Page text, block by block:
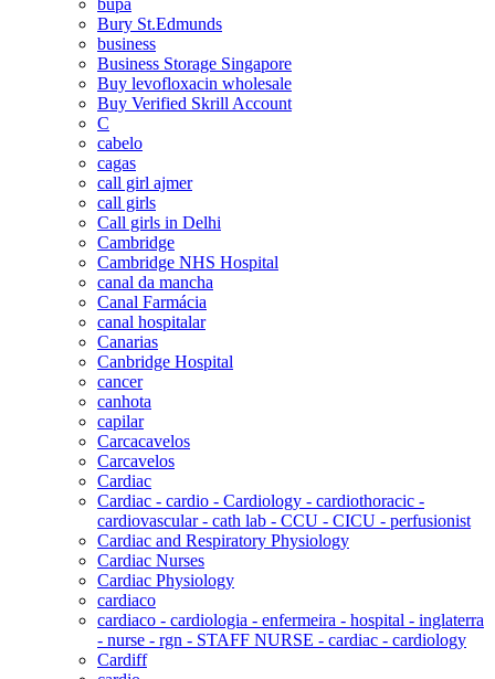
Bury St.Edmunds
business
Business Storage Singapore
Buy levofloxacin wholesale
Buy Verified Skrill Account
C
cabelo
cagas
call girl ajmer
call girls
Call girls in Delhi
Cambridge
Cambridge NHS Hospital
canal da mancha
Canal Farmácia
canal hospitalar
Canarias
Canbridge Hospital
cancer
canhota
capilar
Carcacavelos
Carcavelos
Cardiac
Cardiac - cardio - Cardiology - cardiothoracic -
cardiovascular - cath lab - CCU - CICU - perfusionist
Cardiac and Respiratory Physiology
Cardiac Nurses
Cardiac Physiology
cardiaco
cardiaco - cardiologia - enfermeira - hospital - inglaterra
- nurse - rgn - STAFF NURSE - cardiac - cardiology
Cardiff